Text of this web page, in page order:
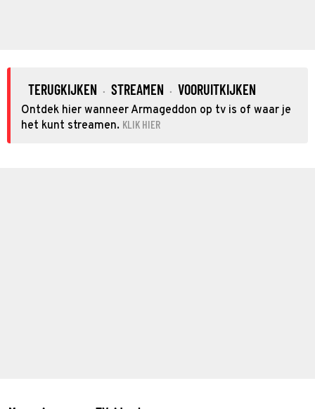
TERUGKIJKEN · STREAMEN · VOORUITKIJKEN
Ontdek hier wanneer Armageddon op tv is of waar je
het kunt streamen. KLIK HIER